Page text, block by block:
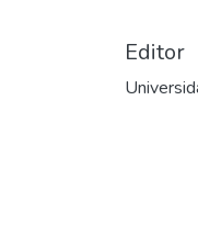
Editor